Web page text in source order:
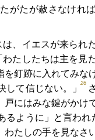
がたが赦さなけれ
、イエスが来られ
たしたちは主を見
釘跡に入れてみな
して信じない。」
26
にはみな鍵がかけ
るように」と言われ
たしの手を見なさ